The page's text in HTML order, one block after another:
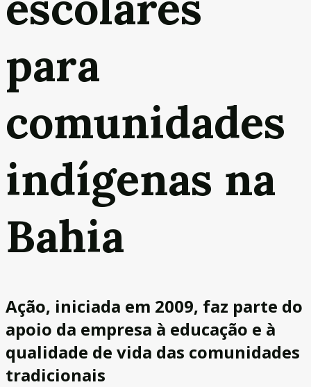
para
comunidades
indígenas na
Bahia
Ação, iniciada em 2009, faz parte do
apoio da empresa à educação e à
qualidade de vida das comunidades
tradicionais